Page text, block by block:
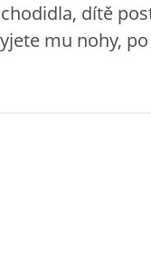
dítě
mu nohy,